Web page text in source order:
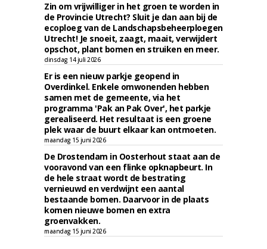
Zin om vrijwilliger in het groen te worden in
de Provincie Utrecht? Sluit je dan aan bij de
ecoploeg van de Landschapsbeheerploegen
Utrecht! Je snoeit, zaagt, maait, verwijdert
opschot, plant bomen en struiken en meer.
dinsdag 14 juli 2026
Er is een nieuw parkje geopend in
Overdinkel. Enkele omwonenden hebben
samen met de gemeente, via het
programma 'Pak an Pak Over', het parkje
gerealiseerd. Het resultaat is een groene
plek waar de buurt elkaar kan ontmoeten.
maandag 15 juni 2026
De Drostendam in Oosterhout staat aan de
vooravond van een flinke opknapbeurt. In
de hele straat wordt de bestrating
vernieuwd en verdwijnt een aantal
bestaande bomen. Daarvoor in de plaats
komen nieuwe bomen en extra
groenvakken.
maandag 15 juni 2026